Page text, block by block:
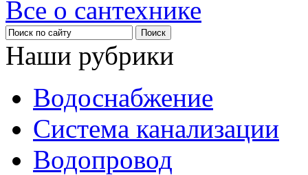
Все о сантехнике
Наши рубрики
Водоснабжение
Система канализации
Водопровод